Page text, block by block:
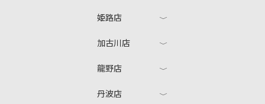
姫路店
加古川店
龍野店
丹波店